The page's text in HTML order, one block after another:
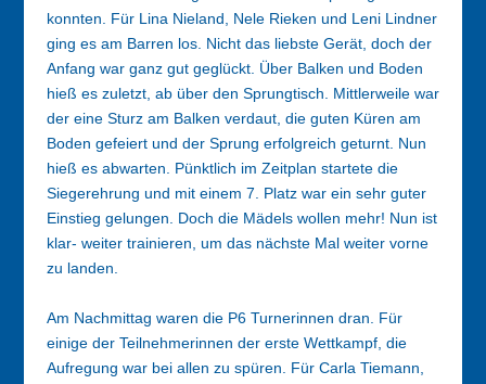
konnten. Für Lina Nieland, Nele Rieken und Leni Lindner
ging es am Barren los. Nicht das liebste Gerät, doch der
Anfang war ganz gut geglückt. Über Balken und Boden
hieß es zuletzt, ab über den Sprungtisch. Mittlerweile war
der eine Sturz am Balken verdaut, die guten Küren am
Boden gefeiert und der Sprung erfolgreich geturnt. Nun
hieß es abwarten. Pünktlich im Zeitplan startete die
Siegerehrung und mit einem 7. Platz war ein sehr guter
Einstieg gelungen. Doch die Mädels wollen mehr! Nun ist
klar- weiter trainieren, um das nächste Mal weiter vorne
zu landen.
Am Nachmittag waren die P6 Turnerinnen dran. Für
einige der Teilnehmerinnen der erste Wettkampf, die
Aufregung war bei allen zu spüren. Für Carla Tiemann,